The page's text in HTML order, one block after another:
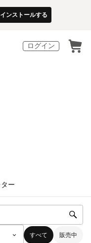
インストールする
ログイン
ター
すべて 販売中